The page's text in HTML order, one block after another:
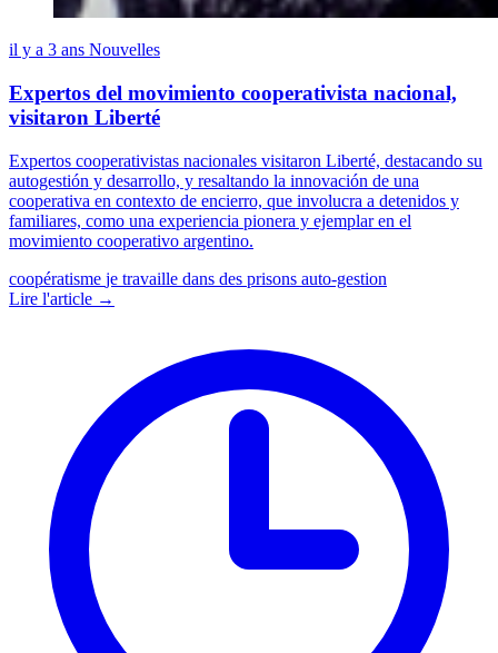
il y a 3 ans Nouvelles
Expertos del movimiento cooperativista nacional,
visitaron Liberté
Expertos cooperativistas nacionales visitaron Liberté, destacando su
autogestión y desarrollo, y resaltando la innovación de una
cooperativa en contexto de encierro, que involucra a detenidos y
familiares, como una experiencia pionera y ejemplar en el
movimiento cooperativo argentino.
coopératisme je travaille dans des prisons auto-gestion
Lire l'article →